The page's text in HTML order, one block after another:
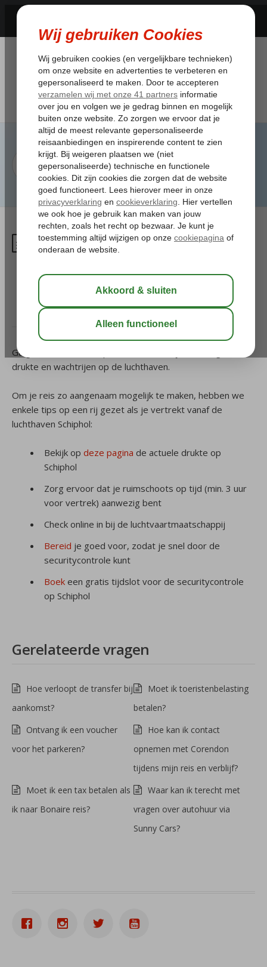
Hoe kan ik mij voorbereiden
op eventuele drukte op de
luchthaven Schiphol?
eventuele drukte op de luchthaven Schiphol?
Ga goed voorbereid op reis en houd altijd rekening met
drukte en wachtrijen op de luchthaven.
Om je reis zo aangenaam mogelijk te maken, hebben we
enkele tips op een rij gezet als je vertrekt vanaf de
luchthaven Schiphol:
Bekijk op deze pagina de actuele drukte op
Schiphol
Zorg ervoor dat je ruimschoots op tijd (min. 3 uur
voor vertrek) aanwezig bent
Check online in bij de luchtvaartmaatschappij
Bereid je goed voor, zodat je snel door de
securitycontrole kunt
Boek een gratis tijdslot voor de securitycontrole
op Schiphol
Gerelateerde vragen
Hoe verloopt de transfer bij
aankomst?
Moet ik toeristenbelasting
betalen?
Ontvang ik een voucher
voor het parkeren?
Hoe kan ik contact
opnemen met Corendon
tijdens mijn reis en verblijf?
Moet ik een tax betalen als
ik naar Bonaire reis?
Waar kan ik terecht met
vragen over autohuur via
Sunny Cars?